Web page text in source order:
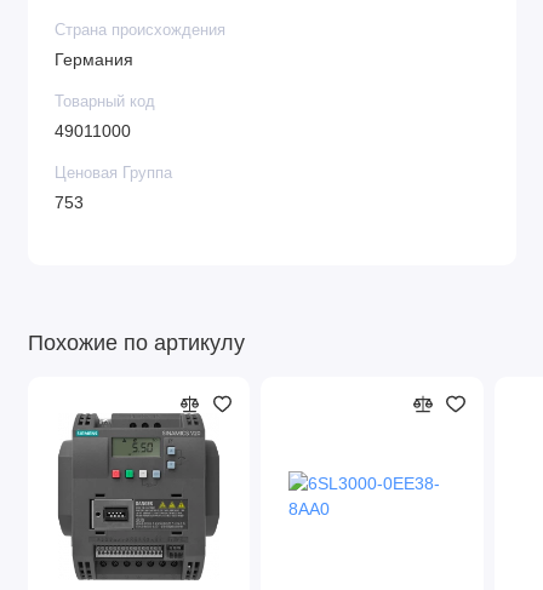
Страна происхождения
Германия
Товарный код
49011000
Ценовая Группа
753
Похожие по артикулу